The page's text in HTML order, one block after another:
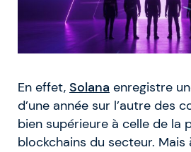
En effet, Solana enregistre
d’une année sur l’autre des
bien supérieure à celle de la
blockchains du secteur. Mais